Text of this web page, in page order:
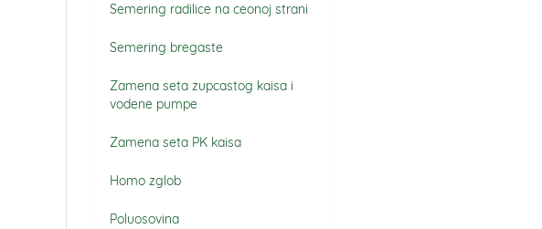
Semering radilice na ceonoj strani
Semering bregaste
Zamena seta zupcastog kaisa i
vodene pumpe
Zamena seta PK kaisa
Homo zglob
Poluosovina